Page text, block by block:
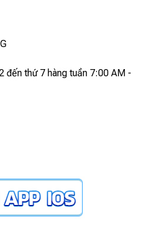
đến thứ 7 hàng tuần 7:00 AM -